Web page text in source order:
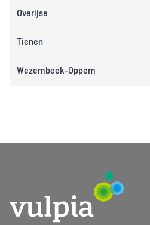
Overijse
Tienen
Wezembeek-Oppem